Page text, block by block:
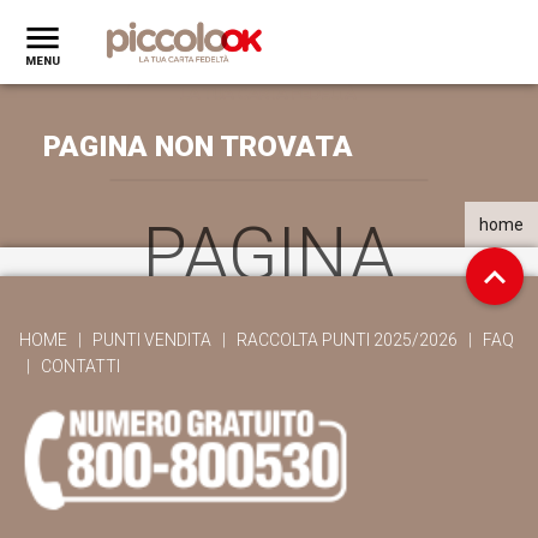
PAGINA NON TROVATA
home
PAGINA
NON
TROVATA
HOME PUNTI VENDITA RACCOLTA PUNTI 2025/2026
FAQ
CONTATTI